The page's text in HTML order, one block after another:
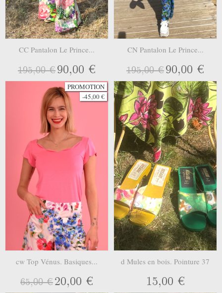
CC Pantalon Le Prince...
195,00 €90,00 €
CN Pantalon Le Prince...
195,00 €90,00 €
PROMOTION
-45,00 €
cw Top Vénus. Basiques...
65,00 €20,00 €
d Mules en bois. Pointure 37
15,00 €